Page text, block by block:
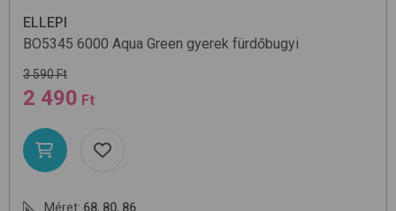
ELLEPI
BO5345 6000 Aqua Green gyerek fürdőbugyi
3 590 Ft
2 490 Ft
Méret: 68, 80, 86